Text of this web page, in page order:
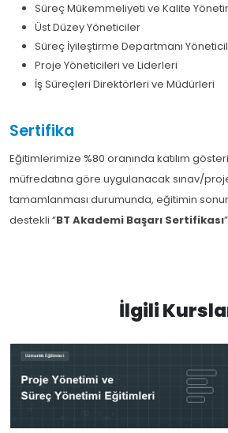
Süreç Mükemmeliyeti ve Kalite
Üst Düzey Yöneticiler
Süreç İyileştirme Departmanı
Proje Yöneticileri ve Liderleri
İş Süreçleri Direktörleri ve Müdürleri
Sertifika
Eğitimlerimize %80 oranında katılım
müfredatına göre uygulanacak sınav/
tamamlanması durumunda, eğitimin
destekli “BT Akademi Başarı Sertifikası
İlgili